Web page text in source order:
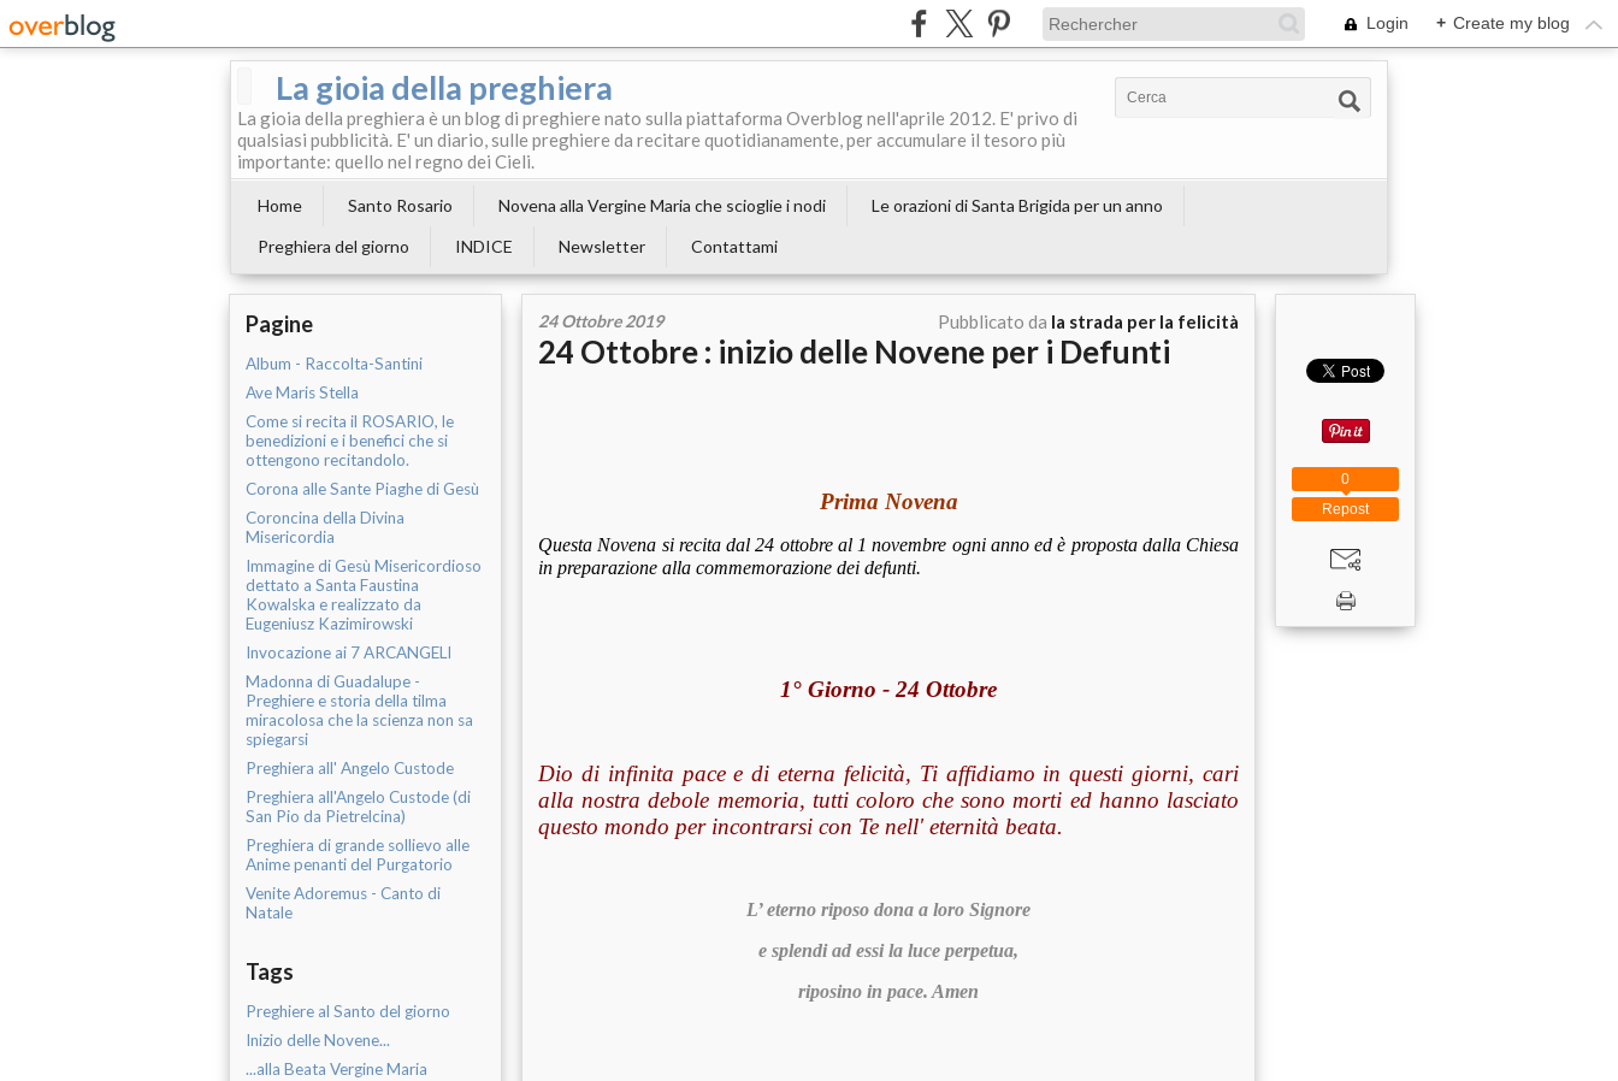
Login + Create my blog
La gioia della preghiera
La gioia della preghiera è un blog di preghiere nato sulla piattaforma Overblog nell'aprile 2012. E' privo di
qualsiasi pubblicità. E' un diario, sulle preghiere da recitare quotidianamente, per accumulare il tesoro più
importante: quello nel regno dei Cieli.
Home Santo Rosario Novena alla Vergine Maria che scioglie i nodi
Le orazioni di Santa Brigida per un anno
Preghiera del giorno
INDICE Newsletter Contattami
Pagine
Album - Raccolta-Santini
Ave Maris Stella
Come si recita il ROSARIO, le
benedizioni e i benefici che si
ottengono recitandolo.
Corona alle Sante Piaghe di Gesù
Coroncina della Divina
Misericordia
Immagine di Gesù Misericordioso
dettato a Santa Faustina
Kowalska e realizzato da
Eugeniusz Kazimirowski
Invocazione ai 7 ARCANGELI
Madonna di Guadalupe -
Preghiere e storia della tilma
miracolosa che la scienza non sa
spiegarsi
Preghiera all' Angelo Custode
Preghiera all'Angelo Custode (di
San Pio da Pietrelcina)
Preghiera di grande sollievo alle
Anime penanti del Purgatorio
Venite Adoremus - Canto di
Natale
Tags
Preghiere al Santo del giorno
Inizio delle Novene...
...alla Beata Vergine Maria
24 Ottobre 2019 Pubblicato da la strada per la felicità
24 Ottobre : inizio delle Novene per i Defunti
Prima Novena
Questa Novena si recita dal 24 ottobre al 1 novembre ogni anno ed è proposta dalla Chiesa
in preparazione alla commemorazione dei defunti.
1° Giorno - 24 Ottobre
Dio di infinita pace e di eterna felicità, Ti affidiamo in questi giorni, cari
alla nostra debole memoria, tutti coloro che sono morti ed hanno lasciato
questo mondo per incontrarsi con Te nell' eternità beata.
L’ eterno riposo dona a loro Signore
e splendi ad essi la luce perpetua,
riposino in pace. Amen
Repost
0